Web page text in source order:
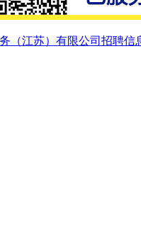
（江苏）有限公司招聘信